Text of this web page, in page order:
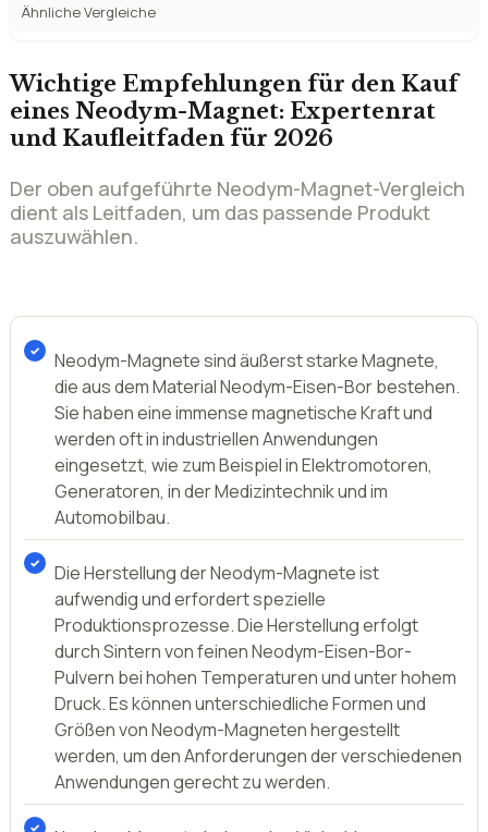
Wichtige Empfehlungen für den Kauf
eines Neodym-Magnet: Expertenrat
und Kaufleitfaden für 2026
Der oben aufgeführte Neodym-Magnet-Vergleich
dient als Leitfaden, um das passende Produkt
auszuwählen.
Neodym-Magnete sind äußerst starke Magnete,
die aus dem Material Neodym-Eisen-Bor bestehen.
Sie haben eine immense magnetische Kraft und
werden oft in industriellen Anwendungen
eingesetzt, wie zum Beispiel in Elektromotoren,
Generatoren, in der Medizintechnik und im
Automobilbau.
Die Herstellung der Neodym-Magnete ist
aufwendig und erfordert spezielle
Produktionsprozesse. Die Herstellung erfolgt
durch Sintern von feinen Neodym-Eisen-Bor-
Pulvern bei hohen Temperaturen und unter hohem
Druck. Es können unterschiedliche Formen und
Größen von Neodym-Magneten hergestellt
werden, um den Anforderungen der verschiedenen
Anwendungen gerecht zu werden.
Ähnliche Vergleiche